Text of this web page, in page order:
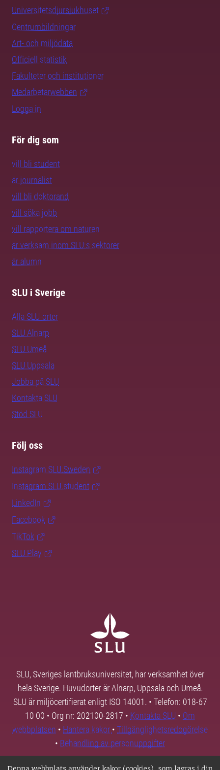
Universitetsdjursjukhuset
Centrumbildningar
Art- och miljödata
Officiell statistik
Fakulteter och institutioner
Medarbetarwebben
Logga in
För dig som
vill bli student
är journalist
vill bli doktorand
vill söka jobb
vill rapportera om naturen
är verksam inom SLU:s sektorer
är alumn
SLU i Sverige
Alla SLU-orter
SLU Alnarp
SLU Umeå
SLU Uppsala
Jobba på SLU
Kontakta SLU
Stöd SLU
Följ oss
Instagram SLU.Sweden
Instagram SLU.student
LinkedIn
Facebook
TikTok
SLU Play
SLU, Sveriges lantbruksuniversitet, har verksamhet över
hela Sverige. Huvudorter är Alnarp, Uppsala och Umeå.
SLU är miljöcertifierat enligt ISO 14001. • Telefon: 018-67
10 00 • Org nr: 202100-2817 • Kontakta SLU • Om
webbplatsen • Hantera kakor • Tillgänglighetsredogörelse
• Behandling av personuppgifter